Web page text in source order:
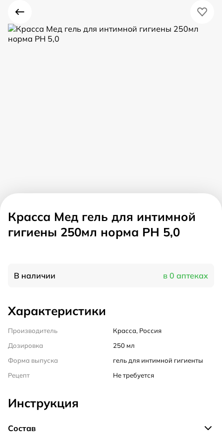
Красса Мед гель для интимной
гигиены 250мл норма РН 5,0
В наличии в 0 аптеках
Характеристики
Производитель
Красса, Россия
Дозировка
250 мл
Форма выпуска
гель для интимной гигиенты
Рецепт
Не требуется
Инструкция
Состав